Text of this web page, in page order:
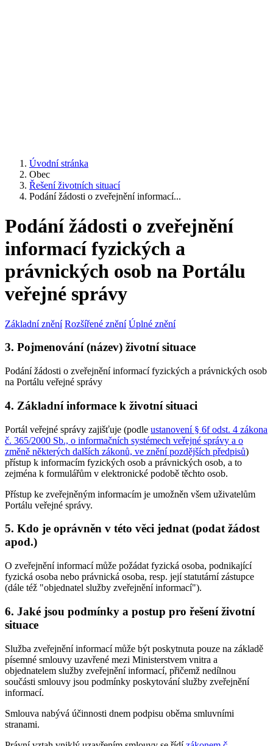
Úvodní stránka
Obec
Řešení životních situací
Podání žádosti o zveřejnění informací...
Podání žádosti o zveřejnění
informací fyzických a
právnických osob na Portálu
veřejné správy
Základní znění Rozšířené znění Úplné znění
3. Pojmenování (název) životní situace
Podání žádosti o zveřejnění informací fyzických a právnických osob
na Portálu veřejné správy
4. Základní informace k životní situaci
Portál veřejné správy zajišťuje (podle ustanovení § 6f odst. 4 zákona
č. 365/2000 Sb., o informačních systémech veřejné správy a o
změně některých dalších zákonů, ve znění pozdějších předpisů)
přístup k informacím fyzických osob a právnických osob, a to
zejména k formulářům v elektronické podobě těchto osob.
Přístup ke zveřejněným informacím je umožněn všem uživatelům
Portálu veřejné správy.
5. Kdo je oprávněn v této věci jednat (podat žádost
apod.)
O zveřejnění informací může požádat fyzická osoba, podnikající
fyzická osoba nebo právnická osoba, resp. její statutární zástupce
(dále též "objednatel služby zveřejnění informací").
6. Jaké jsou podmínky a postup pro řešení životní
situace
Služba zveřejnění informací může být poskytnuta pouze na základě
písemné smlouvy uzavřené mezi Ministerstvem vnitra a
objednatelem služby zveřejnění informací, přičemž nedílnou
součásti smlouvy jsou podmínky poskytování služby zveřejnění
informací.
Smlouva nabývá účinnosti dnem podpisu oběma smluvními
stranami.